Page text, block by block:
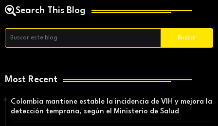
Search This Blog
Most Recent
Colombia mantiene estable la incidencia de VIH y mejora la
detección temprana, según el Ministerio de Salud